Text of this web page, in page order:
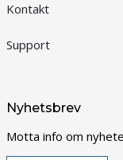
Kontakt
Support
Nyhetsbrev
Motta info om